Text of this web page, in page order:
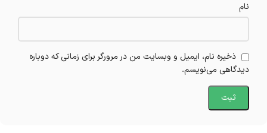
نام
ذخیره نام، ایمیل و وبسایت من در مرورگر برای زمانی که دوباره
دیدگاهی می‌نویسم.